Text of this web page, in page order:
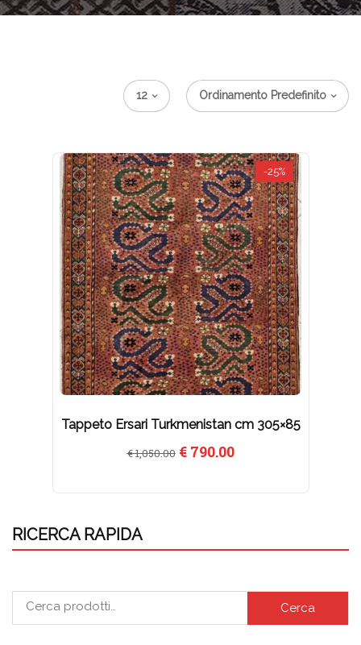
RICERCA RAPIDA
Cerca
Ordinamento Predefinito
12
-25%
Tappeto Ersari Turkmenistan cm 305×85
€1,050.00 Il
€790.00Il